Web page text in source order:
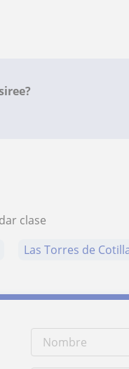
clase
Las Torres de